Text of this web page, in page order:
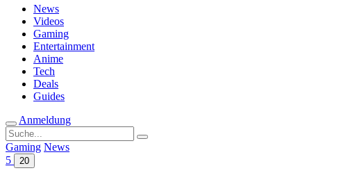
News
Videos
Gaming
Entertainment
Anime
Tech
Deals
Guides
Anmeldung
Suche
nach:
Gaming News
5
20